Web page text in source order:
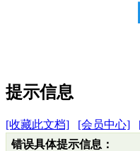
提示信息
[收藏此文档] [会员中心]
错误具体提示信息：